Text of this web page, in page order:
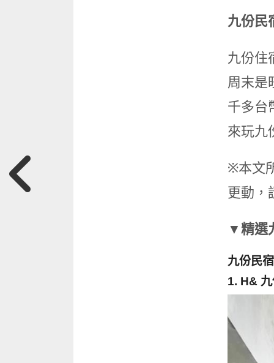
九份民
九份住
周末是
千多台
來玩九
※本文
更動，
▼精選
九份民
1. H&